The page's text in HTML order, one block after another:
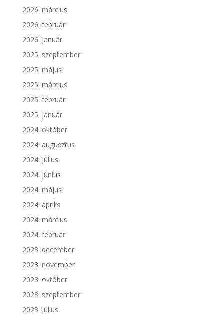
2026. március
2026. február
2026. január
2025. szeptember
2025. május
2025. március
2025. február
2025. január
2024. október
2024. augusztus
2024. július
2024. június
2024. május
2024. április
2024. március
2024. február
2023. december
2023. november
2023. október
2023. szeptember
2023. július